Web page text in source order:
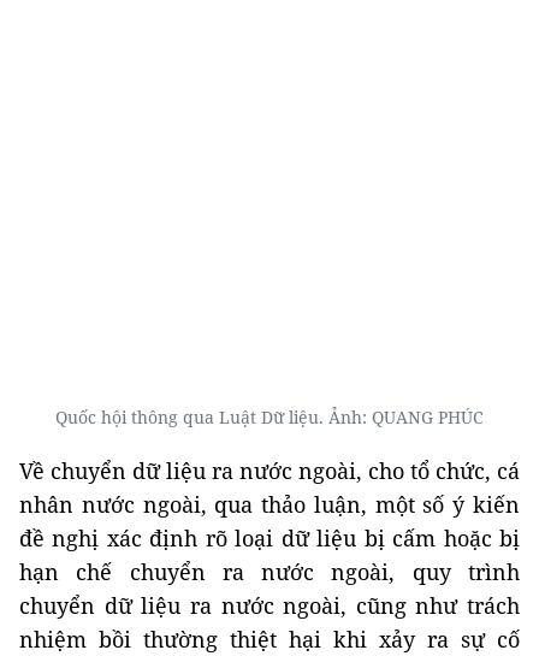
Quốc hội thông qua Luật Dữ liệu. Ảnh: QUANG PHÚC
Về chuyển dữ liệu ra nước ngoài, cho tổ chức, cá
nhân nước ngoài, qua thảo luận, một số ý kiến
đề nghị xác định rõ loại dữ liệu bị cấm hoặc bị
hạn chế chuyển ra nước ngoài, quy trình
chuyển dữ liệu ra nước ngoài, cũng như trách
nhiệm bồi thường thiệt hại khi xảy ra sự cố